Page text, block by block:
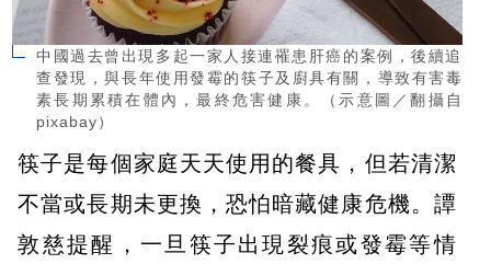
中國過去曾出現多起一家人接連罹患肝癌的案例，後續追
查發現，與長年使用發霉的筷子及廚具有關，導致有害毒
素長期累積在體內，最終危害健康。（示意圖／翻攝自
pixabay）
筷子是每個家庭天天使用的餐具，但若清潔
不當或長期未更換，恐怕暗藏健康危機。譚
敦慈提醒，一旦筷子出現裂痕或發霉等情